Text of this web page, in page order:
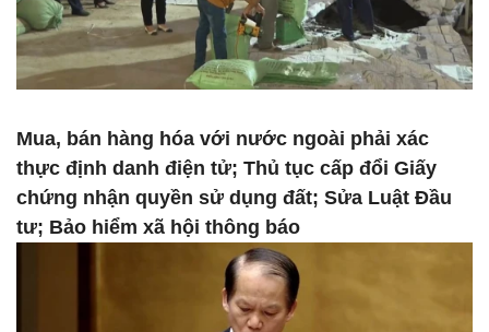
Mua, bán hàng hóa với nước ngoài phải xác
thực định danh điện tử; Thủ tục cấp đổi Giấy
chứng nhận quyền sử dụng đất; Sửa Luật Đầu
tư; Bảo hiểm xã hội thông báo